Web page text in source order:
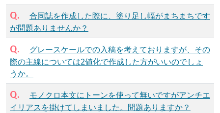
Q.
合同誌を作成した際に、塗り足し幅がまちまちです
が問題ありませんか？
Q.
グレースケールでの入稿を考えておりますが、その
際の主線については2値化で作成した方がいいのでしょ
うか。
Q.
モノクロ本文にトーンを使って無いですがアンチエ
イリアスを掛けてしまいました。問題ありますか？